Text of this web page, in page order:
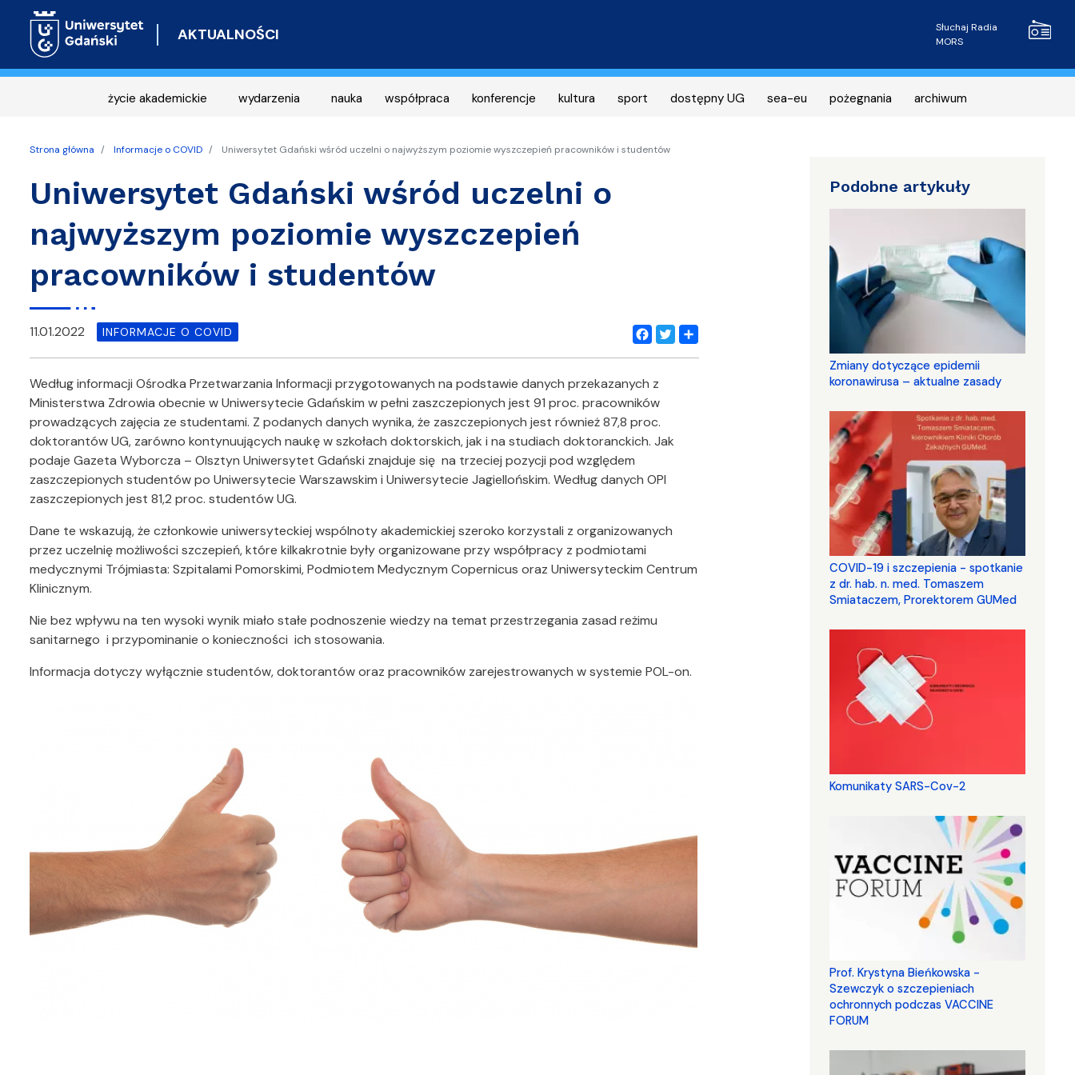
AKTUALNOŚCI Radio
Słuchaj Radia
MORS
życie akademickie wydarzenia nauka współpraca konferencje kultura sport dostępny UG sea-eu pożegnania archiwum
Strona główna Informacje o COVID Uniwersytet Gdański wśród uczelni o najwyższym poziomie wyszczepień pracowników i studentów
Uniwersytet Gdański wśród uczelni o
najwyższym poziomie wyszczepień
pracowników i studentów
Facebook
Twitter
Share
11.01.2022 INFORMACJE O COVID
Według informacji Ośrodka Przetwarzania Informacji przygotowanych na podstawie danych przekazanych z
Ministerstwa Zdrowia obecnie w Uniwersytecie Gdańskim w pełni zaszczepionych jest 91 proc. pracowników
prowadzących zajęcia ze studentami. Z podanych danych wynika, że zaszczepionych jest również 87,8 proc.
doktorantów UG, zarówno kontynuujących naukę w szkołach doktorskich, jak i na studiach doktoranckich. Jak
podaje Gazeta Wyborcza – Olsztyn Uniwersytet Gdański znajduje się na trzeciej pozycji pod względem
zaszczepionych studentów po Uniwersytecie Warszawskim i Uniwersytecie Jagiellońskim. Według danych OPI
zaszczepionych jest 81,2 proc. studentów UG.
Dane te wskazują, że członkowie uniwersyteckiej wspólnoty akademickiej szeroko korzystali z organizowanych
przez uczelnię możliwości szczepień, które kilkakrotnie były organizowane przy współpracy z podmiotami
medycznymi Trójmiasta: Szpitalami Pomorskimi, Podmiotem Medycznym Copernicus oraz Uniwersyteckim Centrum
Klinicznym.
Nie bez wpływu na ten wysoki wynik miało stałe podnoszenie wiedzy na temat przestrzegania zasad reżimu
sanitarnego i przypominanie o konieczności ich stosowania.
Informacja dotyczy wyłącznie studentów, doktorantów oraz pracowników zarejestrowanych w systemie POL-on.
Podobne artykuły
Zmiany dotyczące epidemii
koronawirusa – aktualne zasady
COVID-19 i szczepienia - spotkanie
z dr. hab. n. med. Tomaszem
Smiataczem, Prorektorem GUMed
Komunikaty SARS-Cov-2
Prof. Krystyna Bieńkowska -
Szewczyk o szczepieniach
ochronnych podczas VACCINE
FORUM